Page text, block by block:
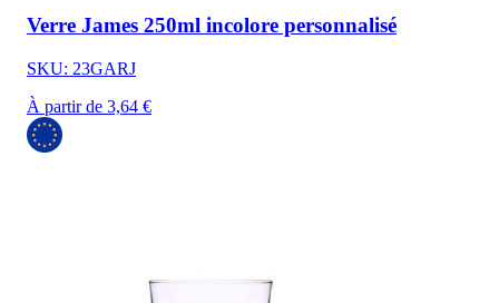
Verre James 250ml incolore personnalisé
SKU: 23GARJ
À partir de 3,64 €